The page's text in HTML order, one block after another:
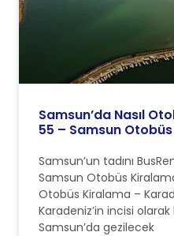
Samsun’da Nasıl
55 – Samsun
Samsun’un tadını
Samsun Otobüs
Otobüs Kiralama –
Karadeniz’in incisi
Samsun’da gezilecek